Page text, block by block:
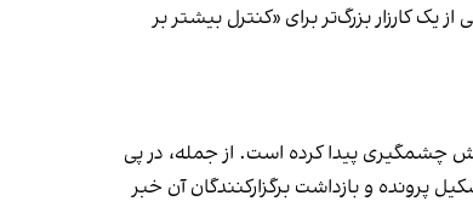
کارزار بزرگ‌تر برای «کنترل بیشتر بر
چشمگیری پیدا کرده است. از جمله، در پی
پرونده و بازداشت برگزارکنندگان آن خبر